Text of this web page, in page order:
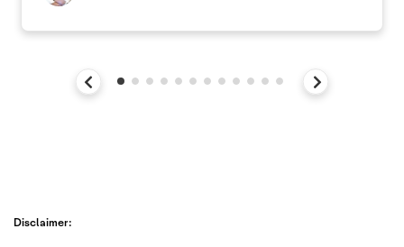
Disclaimer: